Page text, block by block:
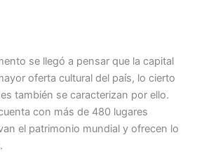
se llegó a pensar que la capital
oferta cultural del país, lo cierto
también se caracterizan por ello.
con más de 480 lugares
el patrimonio mundial y ofrecen lo